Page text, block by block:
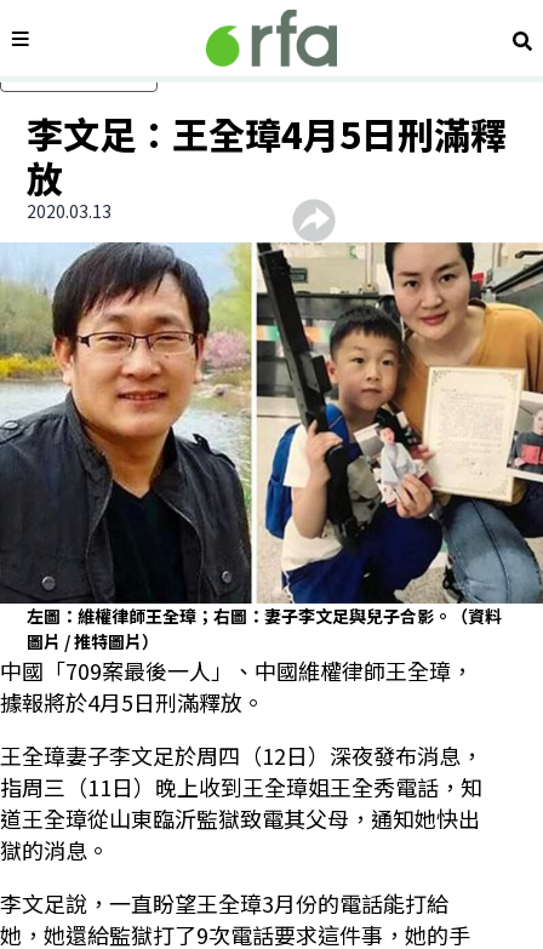
內容分類 搜
李文足：王全璋4月5日刑滿釋
放
2020.03.13
左圖：維權律師王全璋；右圖：妻子李文足與兒子合影。（資料
圖片 / 推特圖片）
中國「709案最後一人」、中國維權律師王全璋，
據報將於4月5日刑滿釋放。
王全璋妻子李文足於周四（12日）深夜發布消息，
指周三（11日）晚上收到王全璋姐王全秀電話，知
道王全璋從山東臨沂監獄致電其父母，通知她快出
獄的消息。
李文足說，一直盼望王全璋3月份的電話能打給
她，她還給監獄打了9次電話要求這件事，她的手